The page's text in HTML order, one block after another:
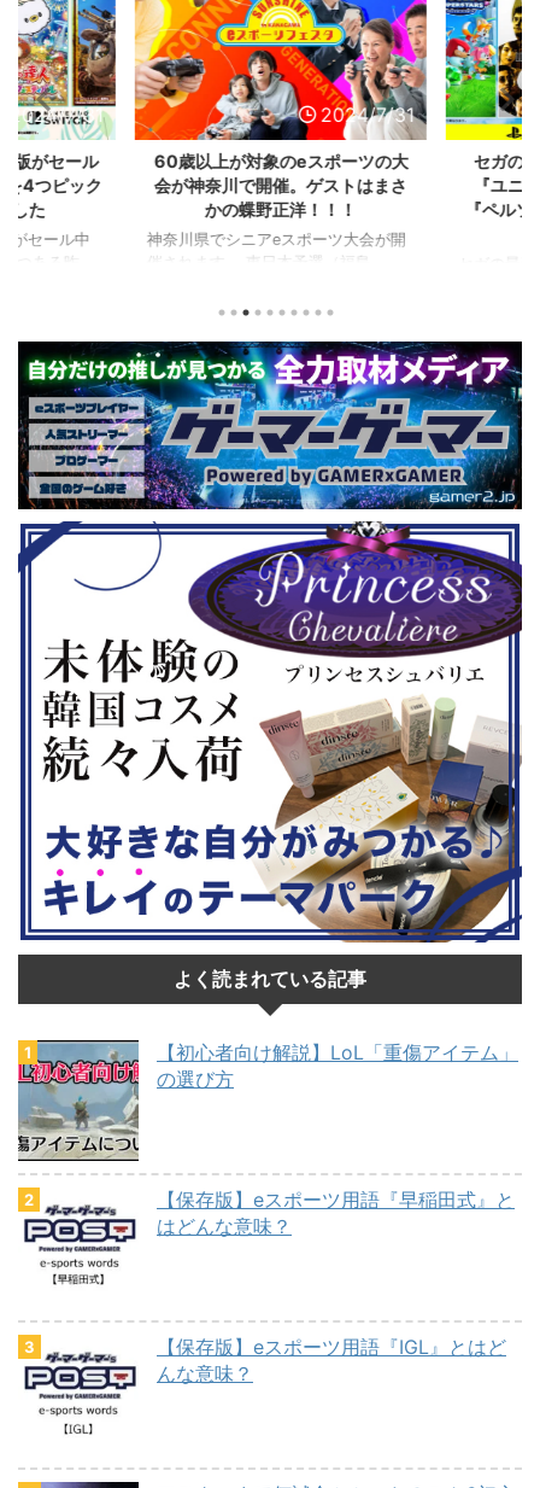
2024/7/31
がセール
4つピック
た
セール中
ある昨
ルを独自に
。（類似し
ゲーム、長
ム） 注目
セット』
ホラーゲー
『鉄拳8
2024/7/31
60歳以上が対象のeスポーツの大
会が神奈川で開催。ゲストはまさ
かの蝶野正洋！！！
神奈川県でシニアeスポーツ大会が開
催されます。 東日本予選（福島
選（神奈川県）の優勝者3名が決勝大
仕様。ご当地キャラクターによる対戦
も見られるとのことなので、家族で楽
しめるイベントになっているようで
す。 ちなみに、ゲストのプロレスラ
ーである蝶野正洋さんは今年60歳に
なるそうです。トークセッションに登
場しますよ。 この記事のポイント ・
大会参加者は60歳以上 ・3地区で予
選あり。予選は8月24日、25日と9月
22日。本戦は9月22日（事前エ ...
セガの
『ユニ
『ペルソ
ファンから
や編成や育
クなどが話
売されたば
要チェック
ル」に『ユ
登場！『龍
は、
ンドーeショ
...
よく読まれている記事
【初心者向け解説】LoL「重傷アイテム」
の選び方
【保存版】eスポーツ用語『早稲田式』と
はどんな意味？
【保存版】eスポーツ用語『IGL』とはど
んな意味？